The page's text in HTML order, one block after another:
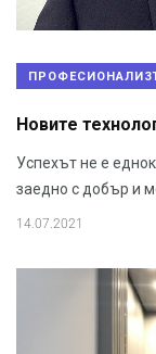
Новите
Успехът не е
заедно с добър и
14.07.2021